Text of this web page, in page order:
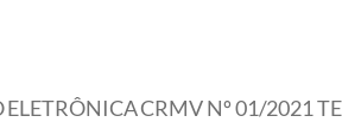
CRMV Nº 01/2021